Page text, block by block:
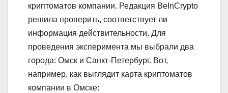
криптоматов компании. Редакция BeInCrypto
решила проверить, соответствует ли
информация действительности. Для
проведения эксперимента мы выбрали два
города: Омск и Санкт-Петербург. Вот,
например, как выглядит карта криптоматов
компании в Омске: